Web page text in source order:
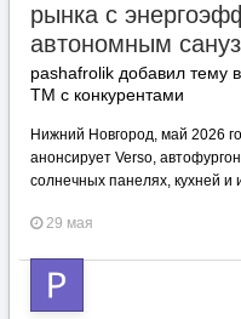
рынка с
автономным
pashafrolik добавил тему в
TM с конкурентами
Нижний Новгород, май 2026
анонсирует Verso,
солнечных панелях, кухней
29 мая